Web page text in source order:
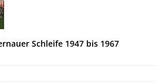
Schleife 1947 bis 1967